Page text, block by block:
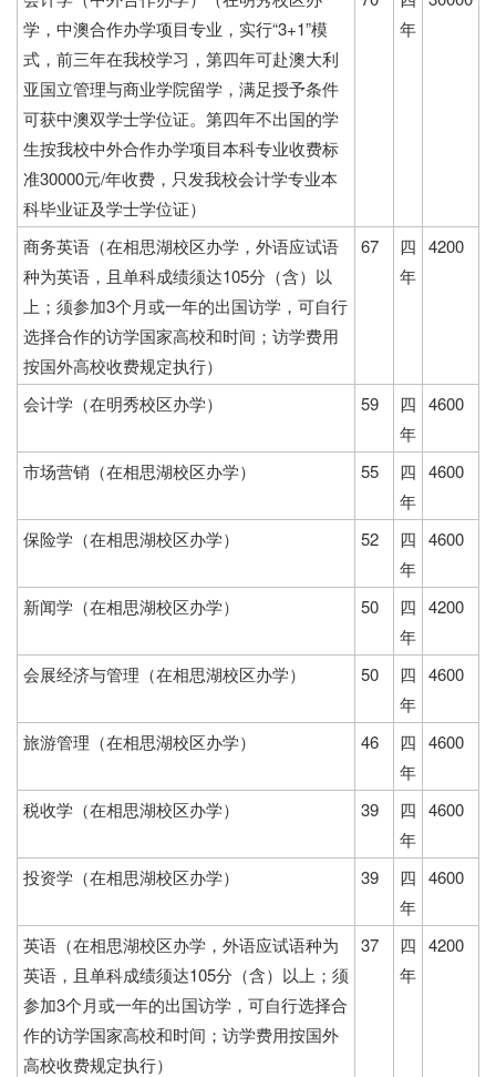
学，中澳合作办学项目专业，实行“3+1”模
式，前三年在我校学习，第四年可赴澳大利
亚国立管理与商业学院留学，满足授予条件
可获中澳双学士学位证。第四年不出国的学
生按我校中外合作办学项目本科专业收费标
准30000元/年收费，只发我校会计学专业本
科毕业证及学士学位证）
年
商务英语（在相思湖校区办学，外语应试语
种为英语，且单科成绩须达105分（含）以
上；须参加3个月或一年的出国访学，可自行
选择合作的访学国家高校和时间；访学费用
按国外高校收费规定执行）
67
四
年
4200
会计学（在明秀校区办学） 59
四
年
4600
市场营销（在相思湖校区办学） 55
四
年
4600
保险学（在相思湖校区办学） 52
四
年
4600
新闻学（在相思湖校区办学） 50
四
年
4200
会展经济与管理（在相思湖校区办学） 50
四
年
4600
旅游管理（在相思湖校区办学） 46
四
年
4600
税收学（在相思湖校区办学） 39
四
年
4600
投资学（在相思湖校区办学） 39
四
年
4600
英语（在相思湖校区办学，外语应试语种为
英语，且单科成绩须达105分（含）以上；须
参加3个月或一年的出国访学，可自行选择合
作的访学国家高校和时间；访学费用按国外
高校收费规定执行）
37
四
年
4200